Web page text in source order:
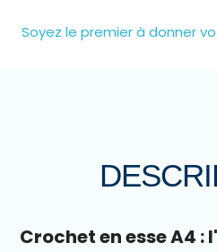
Soyez le premier à donner
Crochet en esse A4 :